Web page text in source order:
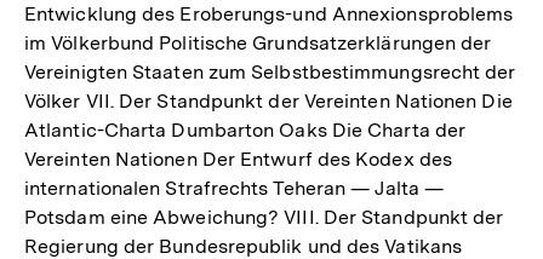
Entwicklung des Eroberungs-und Annexionsproblems
im Völkerbund Politische Grundsatzerklärungen der
Vereinigten Staaten zum Selbstbestimmungsrecht der
Völker VII. Der Standpunkt der Vereinten Nationen Die
Atlantic-Charta Dumbarton Oaks Die Charta der
Vereinten Nationen Der Entwurf des Kodex des
internationalen Strafrechts Teheran — Jalta —
Potsdam eine Abweichung? VIII. Der Standpunkt der
Regierung der Bundesrepublik und des Vatikans